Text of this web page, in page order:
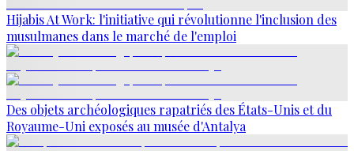
Hijabis At Work: l'initiative qui révolutionne l'inclusion des
musulmanes dans le marché de l'emploi
Des objets archéologiques rapatriés des États-Unis et du
Royaume-Uni exposés au musée d'Antalya